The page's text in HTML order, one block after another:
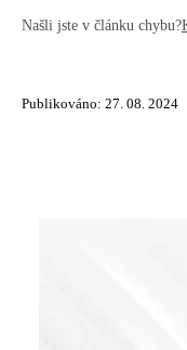
Našli jste v článku chybu?
Publikováno: 27. 08. 2024